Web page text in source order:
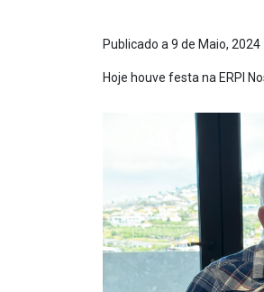
Publicado a 9 de Maio, 2024
Hoje houve festa na ERPI